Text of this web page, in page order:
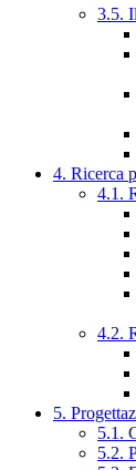
3.5.
4. Ricerca
4.1.
4.2.
5.
5.1.
5.2.